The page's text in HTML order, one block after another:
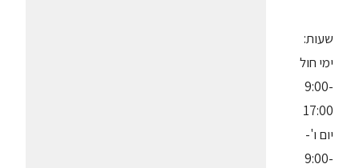
שעות:
ימי חול
9:00-
17:00
יום ו'-
9:00-